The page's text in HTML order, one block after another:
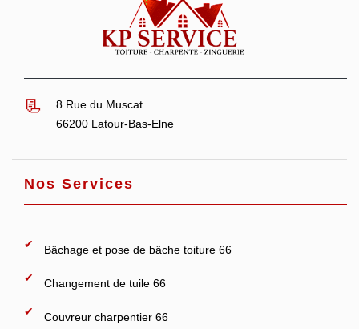
8 Rue du Muscat
66200 Latour-Bas-Elne
Nos Services
Bâchage et pose de bâche toiture 66
Changement de tuile 66
Couvreur charpentier 66